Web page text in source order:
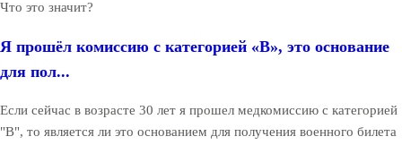
Что это значит?
Я прошёл комиссию с категорией «В», это основание
для пол...
Если сейчас в возрасте 30 лет я прошел медкомиссию с категорией
"В", то является ли это основанием для получения военного билета